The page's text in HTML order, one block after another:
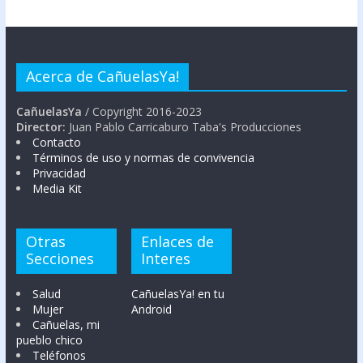
Acerca de CañuelasYa!
CañuelasYa / Copyright 2016-2023
Director: Juan Pablo Carricaburo Taba's Producciones
Contacto
Términos de uso y normas de convivencia
Privacidad
Media Kit
Otras
Secciones
Salud
Mujer
Cañuelas, mi
pueblo chico
Teléfonos
Enlaces de
Interes
CañuelasYa! en tu
Android